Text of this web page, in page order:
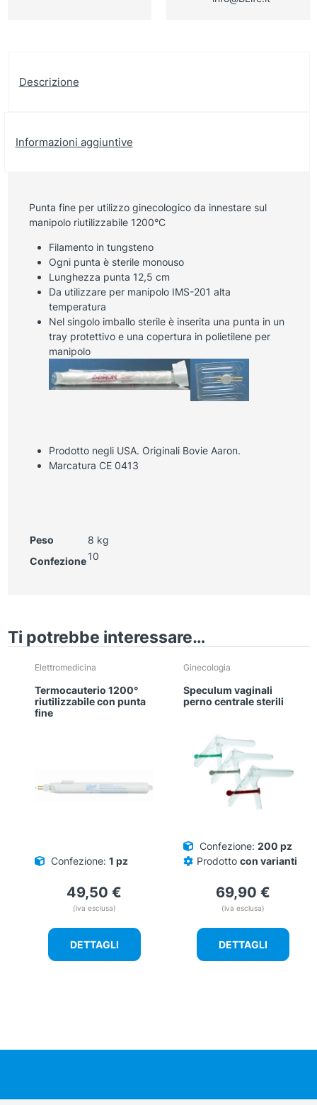
Descrizione
Informazioni aggiuntive
Punta fine per utilizzo ginecologico da innestare sul
manipolo riutilizzabile 1200°C
Filamento in tungsteno
Ogni punta è sterile monouso
Lunghezza punta 12,5 cm
Da utilizzare per manipolo IMS-201 alta
temperatura
Nel singolo imballo sterile è inserita una punta in un
tray protettivo e una copertura in polietilene per
manipolo
Prodotto negli USA. Originali Bovie Aaron.
Marcatura CE 0413
Peso
8 kg
Confezione 10
Ti potrebbe interessare…
Elettromedicina
Termocauterio 1200°
riutilizzabile con punta
fine
Confezione: 1 pz
49,50 €
(iva esclusa)
DETTAGLI
Ginecologia
Speculum vaginali
perno centrale sterili
Confezione: 200 pz
Prodotto con varianti
69,90 €
(iva esclusa)
DETTAGLI